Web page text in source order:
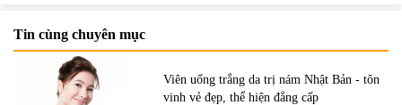
Tin cùng chuyên mục
Viên uống trắng da trị nám Nhật Bản - tôn
vinh vẻ đẹp, thể hiện đẳng cấp